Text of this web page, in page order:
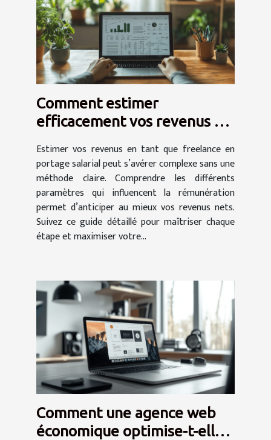
Comment estimer
efficacement vos revenus en
portage salarial
Estimer vos revenus en tant que freelance en
portage salarial peut s’avérer complexe sans une
méthode claire. Comprendre les différents
paramètres qui influencent la rémunération
permet d’anticiper au mieux vos revenus nets.
Suivez ce guide détaillé pour maîtriser chaque
étape et maximiser votre...
Comment une agence web
économique optimise-t-elle